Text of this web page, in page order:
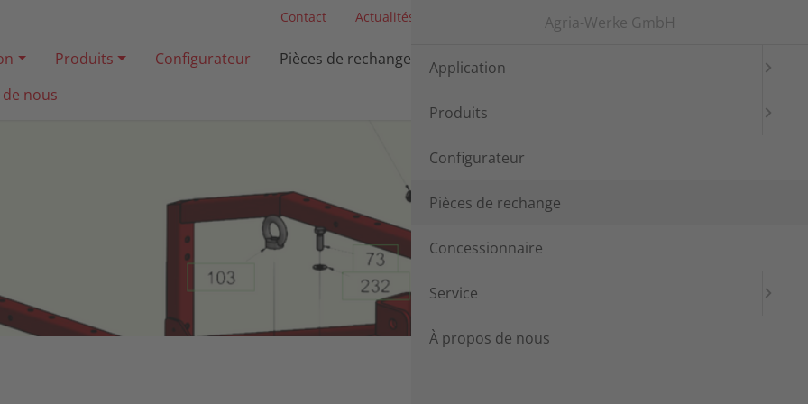
Contact Actualités Connexion Languages
Produits Configurateur Pièces de rechange Concessionnaire
nous
Agria-Werke GmbH
Application
Produits
Configurateur
Pièces de rechange
Concessionnaire
Service
À propos de nous